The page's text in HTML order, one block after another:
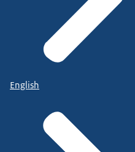
English